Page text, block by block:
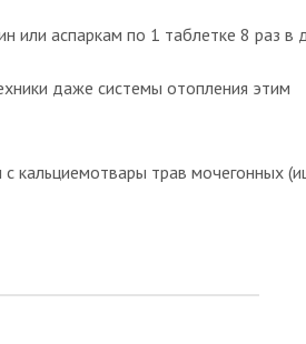
или аспаркам по 1 таблетке 8 раз в
даже системы отопления этим
кальциемотвары трав мочегонных